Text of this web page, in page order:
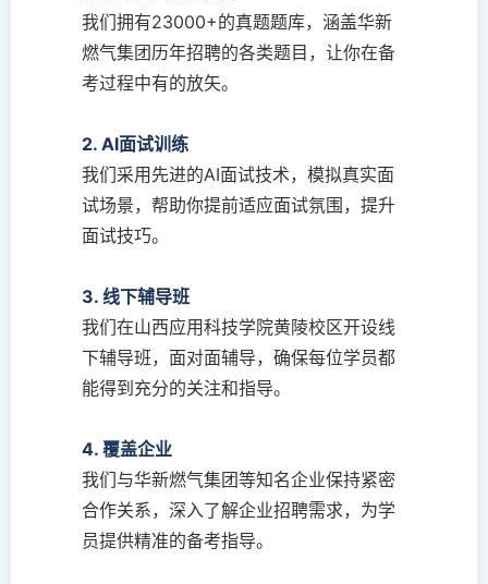
我们拥有23000+的真题题库，涵盖华新
燃气集团历年招聘的各类题目，让你在备
考过程中有的放矢。
2. AI面试训练
我们采用先进的AI面试技术，模拟真实面
试场景，帮助你提前适应面试氛围，提升
面试技巧。
3. 线下辅导班
我们在山西应用科技学院黄陵校区开设线
下辅导班，面对面辅导，确保每位学员都
能得到充分的关注和指导。
4. 覆盖企业
我们与华新燃气集团等知名企业保持紧密
合作关系，深入了解企业招聘需求，为学
员提供精准的备考指导。